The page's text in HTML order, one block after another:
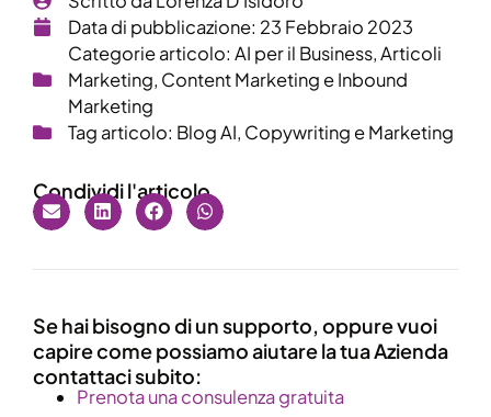
Data di pubblicazione: 23 Febbraio 2023
Categorie articolo: AI per il Business,Articoli
Marketing, Content Marketing e Inbound
Marketing
Tag articolo: Blog AI, Copywriting e Marketing
Condividi l'articolo
Se hai bisogno di un supporto, oppure vuoi
capire come possiamo aiutare la tua Azienda
contattaci subito:
​Prenota una consulenza gratuita